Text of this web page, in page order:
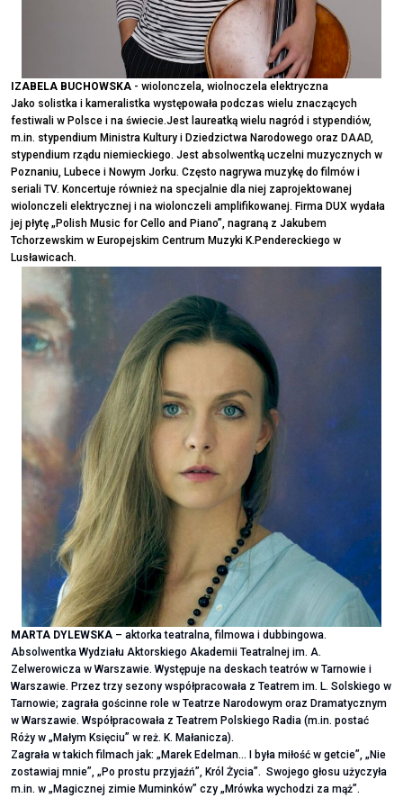
IZABELA BUCHOWSKA - wiolonczela, wiolnoczela elektryczna
Jako solistka i kameralistka występowała podczas wielu znaczących
festiwali w Polsce i na świecie.Jest laureatką wielu nagród i stypendiów,
m.in. stypendium Ministra Kultury i Dziedzictwa Narodowego oraz DAAD,
stypendium rządu niemieckiego. Jest absolwentką uczelni muzycznych w
Poznaniu, Lubece i Nowym Jorku. Często nagrywa muzykę do filmów i
seriali TV. Koncertuje również na specjalnie dla niej zaprojektowanej
wiolonczeli elektrycznej i na wiolonczeli amplifikowanej. Firma DUX wydała
jej płytę „Polish Music for Cello and Piano”, nagraną z Jakubem
Tchorzewskim w Europejskim Centrum Muzyki K.Pendereckiego w
Lusławicach.
MARTA DYLEWSKA – aktorka teatralna, filmowa i dubbingowa.
Absolwentka Wydziału Aktorskiego Akademii Teatralnej im. A.
Zelwerowicza w Warszawie. Występuje na deskach teatrów w Tarnowie i
Warszawie. Przez trzy sezony współpracowała z Teatrem im. L. Solskiego w
Tarnowie; zagrała gościnne role w Teatrze Narodowym oraz Dramatycznym
w Warszawie. Współpracowała z Teatrem Polskiego Radia (m.in. postać
Róży w „Małym Księciu” w reż. K. Małanicza).
Zagrała w takich filmach jak: „Marek Edelman… I była miłość w getcie”, „Nie
zostawiaj mnie”, „Po prostu przyjaźń”, Król Życia”. Swojego głosu użyczyła
m.in. w „Magicznej zimie Muminków” czy „Mrówka wychodzi za mąż”.